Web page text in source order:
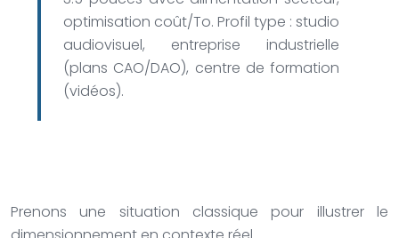
optimisation coût/To. Profil type : studio
audiovisuel, entreprise industrielle
(plans CAO/DAO), centre de formation
(vidéos).
Prenons une situation classique pour illustrer le